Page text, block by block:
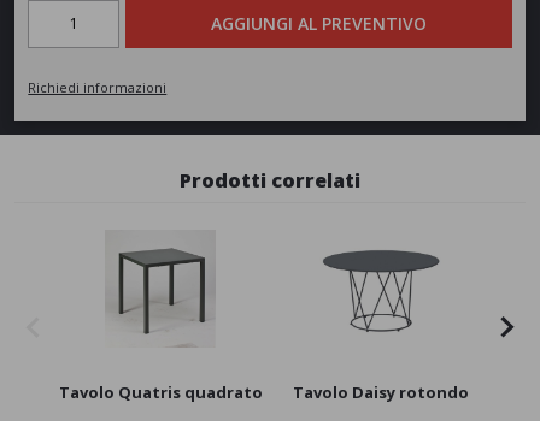
AGGIUNGI AL PREVENTIVO
Richiedi informazioni
Prodotti correlati
Tavolo Quatris quadrato Tavolo Daisy rotondo